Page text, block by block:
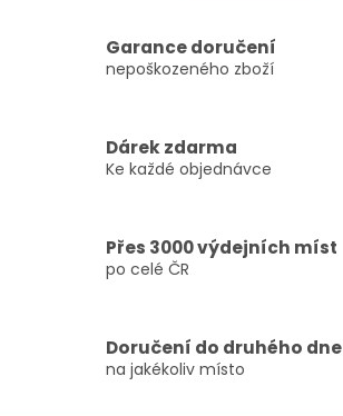
c
í
y
p
i
á
n
í
Garance doručení
nepoškozeného zboží
Dárek zdarma
Ke každé objednávce
Přes 3000 výdejních míst
po celé ČR
Doručení do druhého dne
na jakékoliv místo